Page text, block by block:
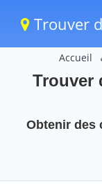
Trouver
Accueil
Trouver
Obtenir des